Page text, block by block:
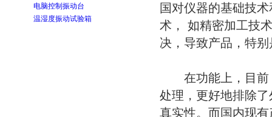
电脑控制振动台
温湿度振动试验箱
国对仪器的基础技
术， 如精密加工技
决，导致产品，特
在功能上，目前
处理，更好地排除
真实性。而国内现